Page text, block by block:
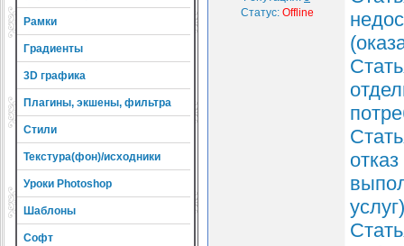
Рамки
Градиенты
3D графика
Плагины, экшены, фильтра
Стили
Текстура(фон)/исходники
Уроки Photoshop
Шаблоны
Софт
Статус: Offline
услуг)